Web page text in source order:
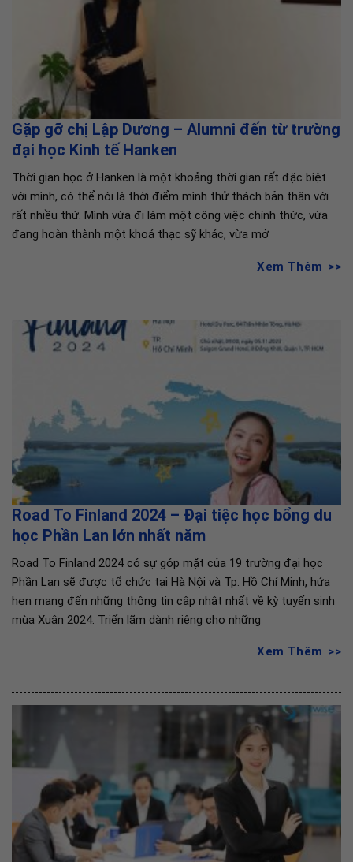
Gặp gỡ chị Lập Dương – Alumni đến từ trường
đại học Kinh tế Hanken
Thời gian học ở Hanken là một khoảng thời gian rất đặc biệt
với mình, có thể nói là thời điểm mình thử thách bản thân với
rất nhiều thứ. Mình vừa đi làm một công việc chính thức, vừa
đang hoàn thành một khoá thạc sỹ khác, vừa mở
Xem Thêm
Road To Finland 2024 – Đại tiệc học bổng du
học Phần Lan lớn nhất năm
Road To Finland 2024 có sự góp mặt của 19 trường đại học
Phần Lan sẽ được tổ chức tại Hà Nội và Tp. Hồ Chí Minh, hứa
hẹn mang đến những thông tin cập nhật nhất về kỳ tuyển sinh
mùa Xuân 2024. Triển lãm dành riêng cho những
Xem Thêm